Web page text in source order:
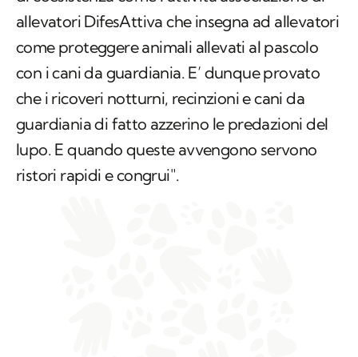
allevatori DifesAttiva che insegna ad allevatori
come proteggere animali allevati al pascolo
con i cani da guardiania. E’ dunque provato
che i ricoveri notturni, recinzioni e cani da
guardiania di fatto azzerino le predazioni del
lupo. E quando queste avvengono servono
ristori rapidi e congrui".